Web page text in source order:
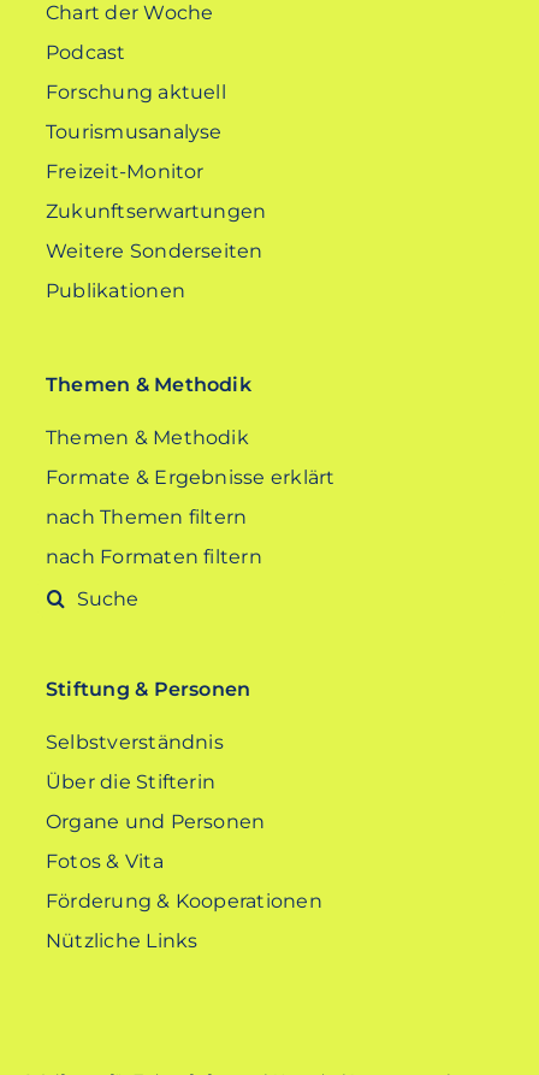
Chart der Woche
Podcast
Forschung aktuell
Tourismusanalyse
Freizeit-Monitor
Zukunftserwartungen
Weitere Sonderseiten
Publikationen
Themen & Methodik
Themen & Methodik
Formate & Ergebnisse erklärt
nach Themen filtern
nach Formaten filtern
Suche
Stiftung & Personen
Selbstverständnis
Über die Stifterin
Organe und Personen
Fotos & Vita
Förderung & Kooperationen
Nützliche Links